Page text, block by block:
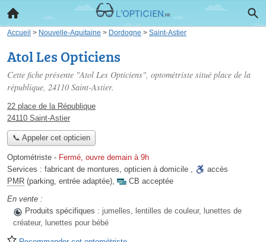
Accueil > Nouvelle-Aquitaine > Dordogne > Saint-Astier
Atol Les Opticiens
Cette fiche présente "Atol Les Opticiens", optométriste situé place de la
république, 24110 Saint-Astier.
22 place de la République
24110 Saint-Astier
📞 Appeler cet opticien
Optométriste - Fermé, ouvre demain à 9h
Services : fabricant de montures, opticien à domicile ,
accès
PMR (parking, entrée adaptée),
CB acceptée
En vente :
Produits spécifiques : jumelles, lentilles de couleur, lunettes de
créateur, lunettes pour bébé